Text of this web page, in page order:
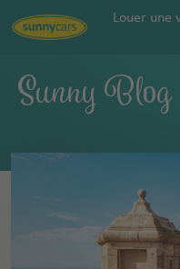
Louer une
Sunny Blog